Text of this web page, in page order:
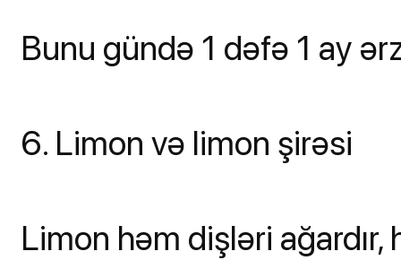
Bunu gündə 1 dəfə 1 ay
6. Limon və limon şirəsi
Limon həm dişləri ağardır,